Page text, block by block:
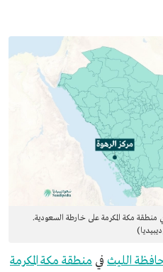
منطقة مكة المكرمة على خارطة السعودية.
الليث في منطقة مكة المكرمة